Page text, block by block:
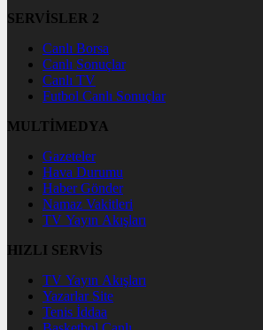
SERVİSLER 2
Canlı Borsa
Canlı Sonuçlar
Canlı TV
Futbol Canlı Sonuçlar
MULTİMEDYA
Gazeteler
Hava Durumu
Haber Gönder
Namaz Vakitleri
TV Yayın Akışları
HIZLI SERVİS
TV Yayın Akışları
Yazarlar Site
Tenis İddaa